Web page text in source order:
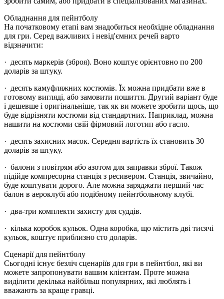
Обладнання для пейнтболу
На початковому етапі вам знадобиться необхідне обладнання
для гри. Серед важливих і невід'ємних речей варто
відзначити:
· десять маркерів (зброя). Воно коштує орієнтовно по 200
доларів за штуку.
· десять камуфляжних костюмів. Їх можна придбати вже в
готовому вигляді, або замовити пошиття. Другий варіант буде
і дешевше і оригінальніше, так як ви можете зробити щось, що
буде відрізняти костюми від стандартних. Наприклад, можна
нашити на костюми свій фірмовий логотип або гасло.
· десять захисних масок. Середня вартість їх становить 30
доларів за штуку.
· балони з повітрям або азотом для заправки зброї. Також
підійде компресорна станція з ресивером. Станція, звичайно,
буде коштувати дорого. Але можна заряджати перший час
балон в аероклубі або подібному пейнтбольному клубі.
· два-три комплекти захисту для суддів.
· кілька коробок кульок. Одна коробка, що містить дві тисячі
кульок, коштує приблизно сто доларів.
Сценарії для пейнтболу
Сьогодні існує безліч сценаріїв для гри в пейнтбол, які ви
можете запропонувати вашим клієнтам. Проте можна
виділити декілька найбільш популярних, які люблять і
вважають за краще гравці.